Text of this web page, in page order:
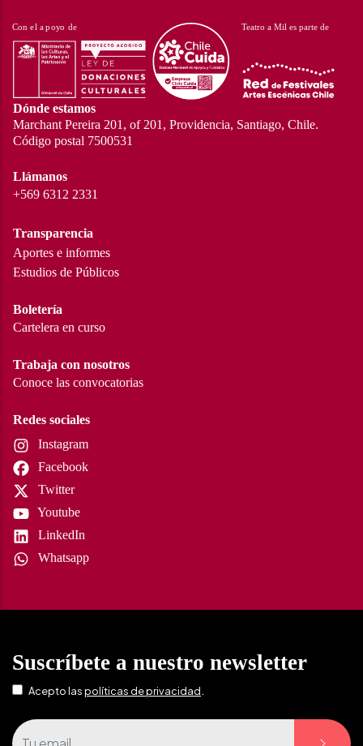
Dónde estamos
Marchant Pereira 201, of 201, Providencia, Santiago, Chile.
Código postal 7500531
Llámanos
+569 6312 2331
Transparencia
Aportes e informes
Estudios de Públicos
Boletería
Cartelera en curso
Trabaja con nosotros
Conoce las convocatorias
Redes sociales
Instagram
Facebook
Twitter
Youtube
LinkedIn
Whatsapp
Suscríbete a nuestro newsletter
Acepto laspolíticas de privacidad.